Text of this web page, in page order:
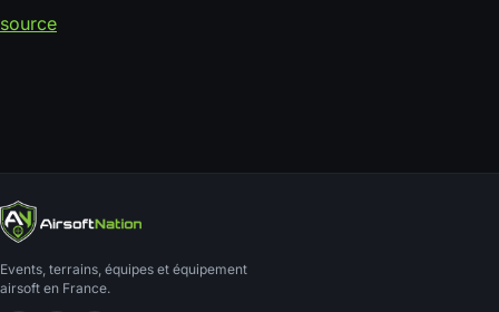
source
Events, terrains, équipes et équipement
airsoft en France.